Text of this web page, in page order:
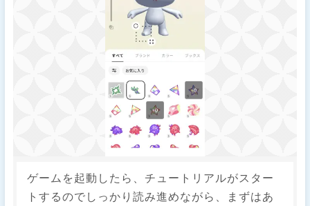
ゲームを起動したら、チュートリアルがスター
トするのでしっかり読み進めながら、まずはあ